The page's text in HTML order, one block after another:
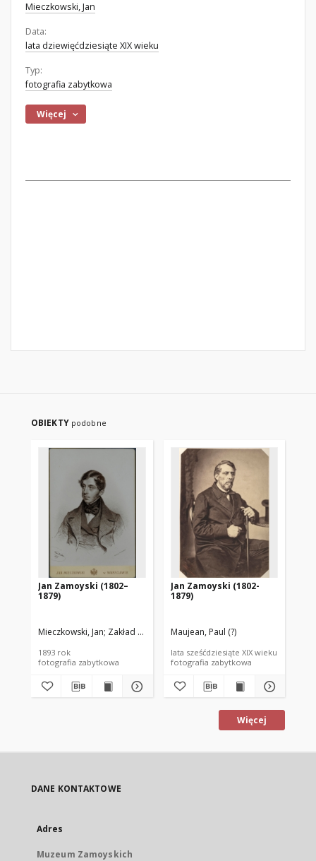
Mieczkowski, Jan
Data:
lata dziewięćdziesiąte XIX wieku
Typ:
fotografia zabytkowa
Więcej
OBIEKTY podobne
Jan Zamoyski (1802–
1879)
Mieczkowski, Jan Zakład Fotograficzny Jana Mieczkowskiego w
1893 rok
fotografia zabytkowa
Jan Zamoyski (1802-
1879)
Maujean, Paul (?)
lata sześćdziesiąte XIX wieku
fotografia zabytkowa
Więcej
DANE KONTAKTOWE
Adres
Muzeum Zamoyskich